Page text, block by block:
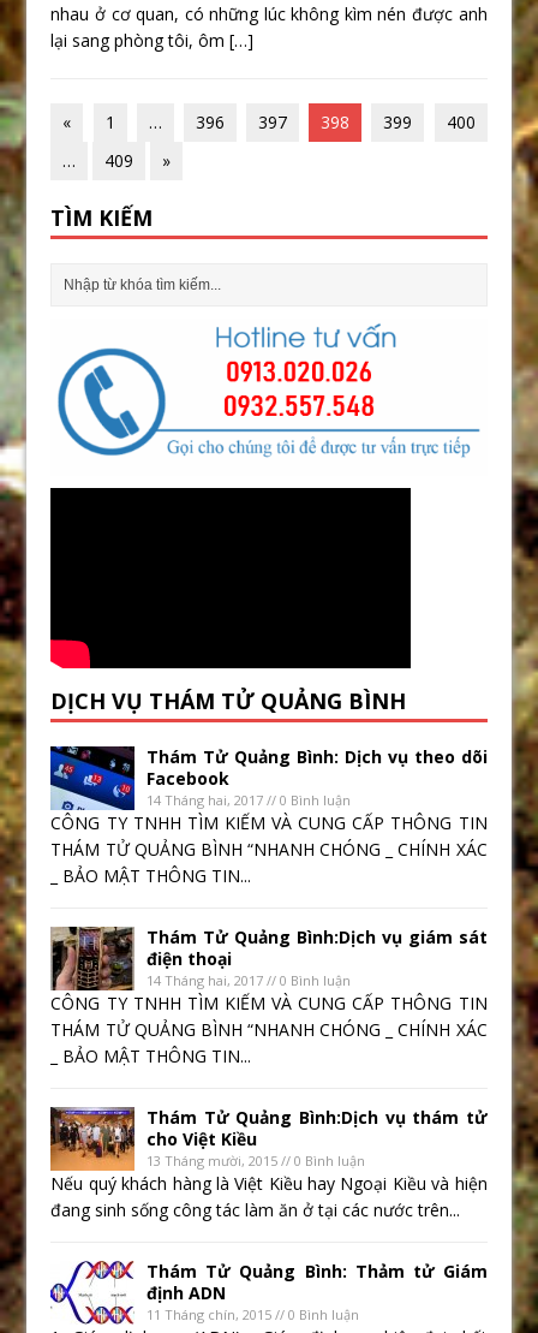
nhau ở cơ quan, có những lúc không kìm nén được anh
lại sang phòng tôi, ôm[…]
« 1 … 396 397 398 399
400
…
409 »
TÌM KIẾM
DỊCH VỤ THÁM TỬ QUẢNG BÌNH
Thám Tử Quảng Bình: Dịch vụ theo dõi
Facebook
14 Tháng hai, 2017 // 0 Bình luận
CÔNG TY TNHH TÌM KIẾM VÀ CUNG CẤP THÔNG TIN
THÁM TỬ QUẢNG BÌNH “NHANH CHÓNG _ CHÍNH XÁC
_ BẢO MẬT THÔNG TIN...
Thám Tử Quảng Bình:Dịch vụ giám sát
điện thoại
14 Tháng hai, 2017 // 0 Bình luận
CÔNG TY TNHH TÌM KIẾM VÀ CUNG CẤP THÔNG TIN
THÁM TỬ QUẢNG BÌNH “NHANH CHÓNG _ CHÍNH XÁC
_ BẢO MẬT THÔNG TIN...
Thám Tử Quảng Bình:Dịch vụ thám tử
cho Việt Kiều
13 Tháng mười, 2015 // 0 Bình luận
Nếu quý khách hàng là Việt Kiều hay Ngoại Kiều và hiện
đang sinh sống công tác làm ăn ở tại các nước trên...
Thám Tử Quảng Bình: Thảm tử Giám
định ADN
11 Tháng chín, 2015 // 0 Bình luận